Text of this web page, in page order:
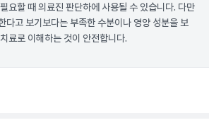
요할 때 의료진 판단하에 사용될 수 있습니다. 다만
다고 보기보다는 부족한 수분이나 영양 성분을 보
료로 이해하는 것이 안전합니다.